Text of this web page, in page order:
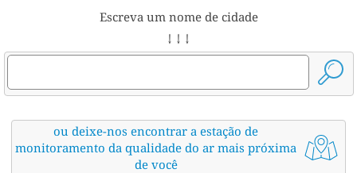
Escreva um nome de cidade
↓ ↓ ↓
ou deixe-nos encontrar a estação de
monitoramento da qualidade do ar mais próxima
de você